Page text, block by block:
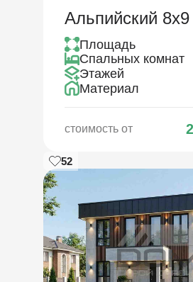
Альпийский 8х9
Площадь
Спальных комнат
Этажей
Материал
стоимость от
52